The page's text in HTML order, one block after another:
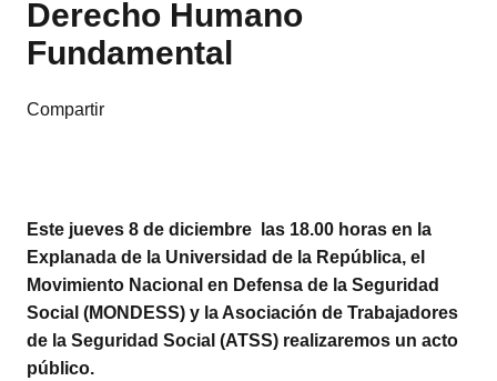
Derecho Humano
Fundamental
Compartir
Este jueves 8 de diciembre las 18.00 horas en la
Explanada de la Universidad de la República, el
Movimiento Nacional en Defensa de la Seguridad
Social (MONDESS) y la Asociación de Trabajadores
de la Seguridad Social (ATSS) realizaremos un acto
público.